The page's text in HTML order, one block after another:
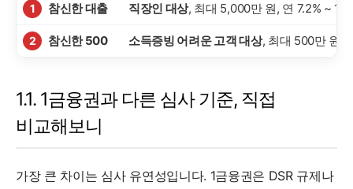
1 참신한 대출 직장인 대상, 최대 5,000만 원, 연 7.2% ~
2 참신한 500 소득증빙 어려운 고객 대상, 최대 500만 원,
1.1. 1금융권과 다른 심사 기준, 직접
비교해보니
가장 큰 차이는 심사 유연성입니다. 1금융권은 DSR 규제나